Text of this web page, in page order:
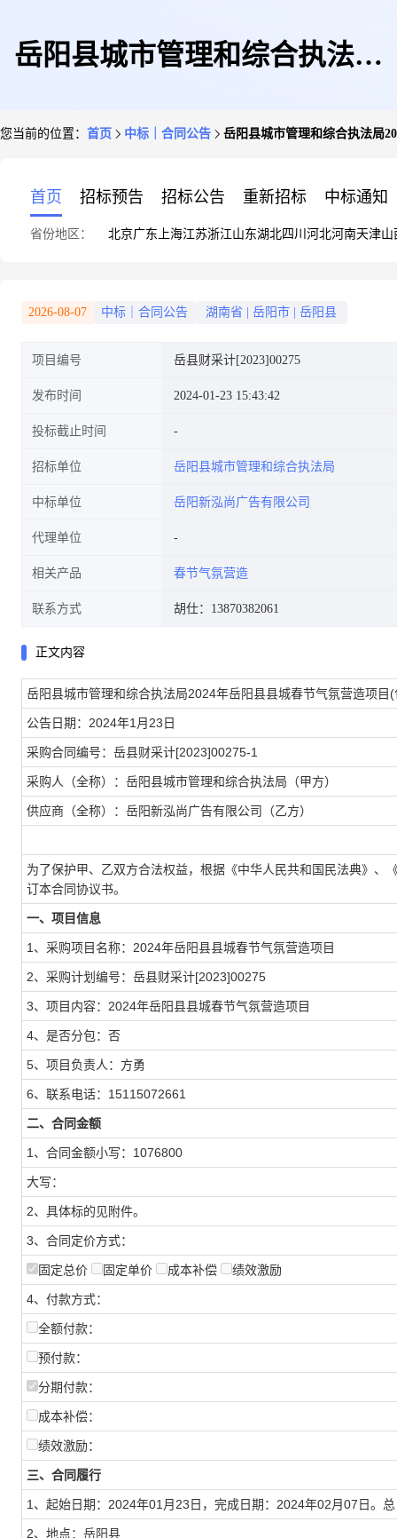
岳阳县城市管理和综合执法局
您当前的位置： 首页 中标｜合同公告 岳阳县城市管理和综合执法局
首页 招标预告 招标公告 重新招标 中标通知
省份地区： 北京广东 上海江苏浙江山东湖北四川 河北河南天津山
2026-08-07 中标｜合同公告 湖南省 岳阳市 岳阳县
项目编号 岳县财采计[2023]00275
发布时间 2024-01-23 15:43:42
投标截止时间
招标单位 岳阳县城市管理和综合执法局
中标单位 岳阳新泓尚广告有限公司
代理单位
相关产品 春节气氛营造
联系方式 胡仕：13870382061
正文内容
岳阳县城市管理和综合执法局2024年岳阳县县城春节气氛营造项目
公告日期：2024年1月23日
采购合同编号：岳县财采计[2023]00275-1
采购人（全称）：岳阳县城市管理和综合执法局（甲方）
供应商（全称）：岳阳新泓尚广告有限公司（乙方）
为了保护甲、乙双方合法权益，根据《中华人民共和国民法典》
订本合同协议书。
一、项目信息
1、采购项目名称：2024年岳阳县县城春节气氛营造项目
2、采购计划编号：岳县财采计[2023]00275
3、项目内容：2024年岳阳县县城春节气氛营造项目
4、是否分包：否
5、项目负责人：方勇
6、联系电话：15115072661
二、合同金额
1、合同金额小写：1076800
大写：
2、具体标的见附件。
3、合同定价方式：
固定总价 固定单价 成本补偿 绩效激励
4、付款方式：
全额付款：
预付款：
分期付款：
成本补偿：
绩效激励：
三、合同履行
1、起始日期：2024年01月23日，完成日期：2024年02月07日。
2、地点：岳阳县